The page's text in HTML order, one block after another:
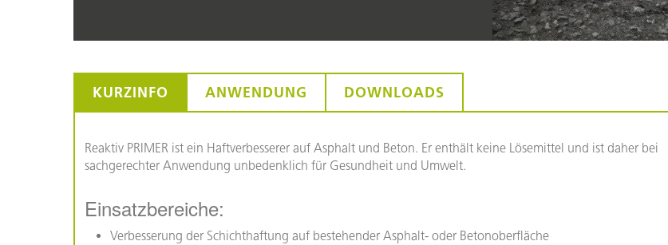
KURZINFO ANWENDUNG DOWNLOADS
Reaktiv PRIMER ist ein Haftverbesserer auf Asphalt und Beton. Er enthält keine Lösemittel und ist daher bei
sachgerechter Anwendung unbedenklich für Gesundheit und Umwelt.
Einsatzbereiche:
Verbesserung der Schichthaftung auf bestehender Asphalt- oder Betonoberfläche